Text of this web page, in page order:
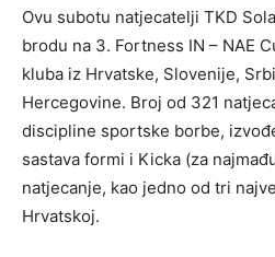
Ovu subotu natjecatelji TKD
brodu na 3. Fortness IN – NAE
kluba iz Hrvatske, Slovenije,
Hercegovine. Broj od 321
discipline sportske borbe,
sastava formi i Kicka (za
natjecanje, kao jedno od tri
Hrvatskoj.